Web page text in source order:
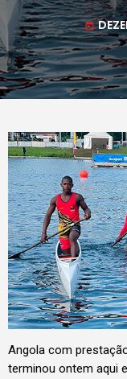
today
Angola com
terminou ontem aqui